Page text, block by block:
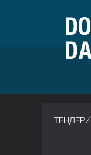
ТЕНДЕРИ